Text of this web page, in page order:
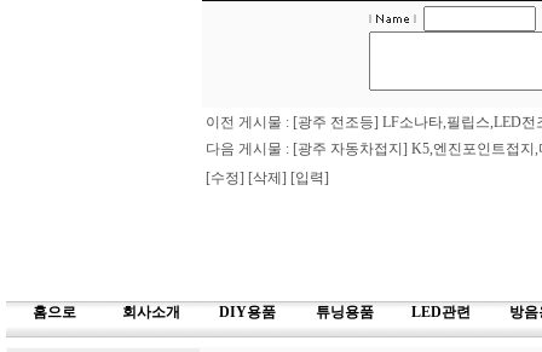
이전 게시물 : [광주 전조등] LF소나타,필립스,LED
다음 게시물 : [광주 자동차접지] K5,엔진포인트접
[수정] [삭제] [입력]
홈으로 회사소개 DIY용품 튜닝용품 LED관련 방음